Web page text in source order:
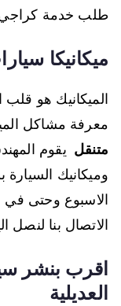
طلب خدمة كراجي
ميكانيكا
الميكانيك هو قلب
معرفة مشاكل
متنقل يقوم
وميكانيك السيارة
الاسبوع وحتى في
الاتصال بنا لنصل
اقرب بنشر
العديلية